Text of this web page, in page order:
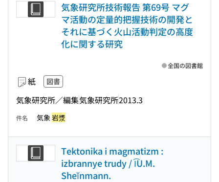
気象研究所技術報告 第69号 マグ
マ活動の定量的把握技術の開発と
それに基づく火山活動判定の高度
化に関する研究
紙 図書
気象研究所／編集気象研究所2013.3
全国の図書館
件名 気象岩漿
Tektonika i magmatizm :
izbrannye trudy / I͡U.M.
Sheĭnmann.